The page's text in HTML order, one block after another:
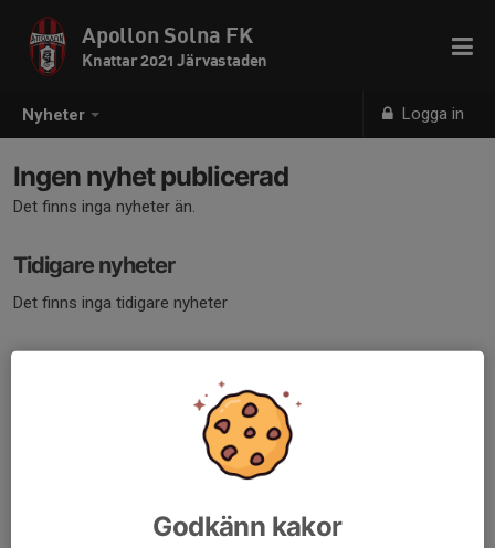
Nyheter Logga in
Apollon Solna FK
Knattar 2021 Järvastaden
Ingen nyhet publicerad
Det finns inga nyheter än.
Tidigare nyheter
Det finns inga tidigare nyheter
Godkänn kakor